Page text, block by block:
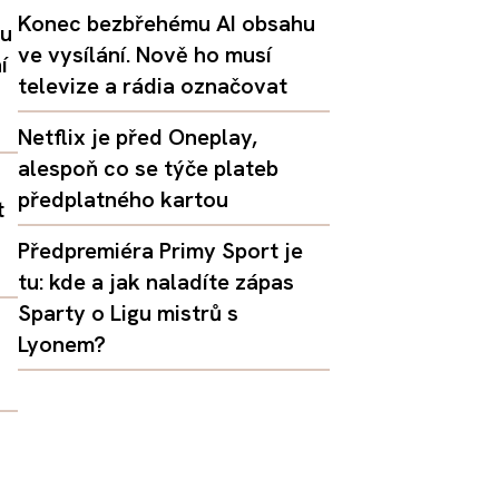
Konec bezbřehému AI obsahu
ve vysílání. Nově ho musí
televize a rádia označovat
Netflix je před Oneplay,
alespoň co se týče plateb
předplatného kartou
Předpremiéra Primy Sport je
tu: kde a jak naladíte zápas
Sparty o Ligu mistrů s
Lyonem?